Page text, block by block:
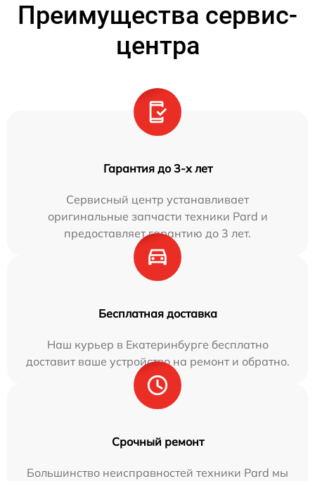
Преимущества сервис-
центра
Гарантия до 3-х лет
Сервисный центр устанавливает
оригинальные запчасти техники Pard и
предоставляет гарантию до 3 лет.
Бесплатная доставка
Наш курьер в Екатеринбурге бесплатно
доставит ваше устройство на ремонт и обратно.
Срочный ремонт
Большинство неисправностей техники Pard мы